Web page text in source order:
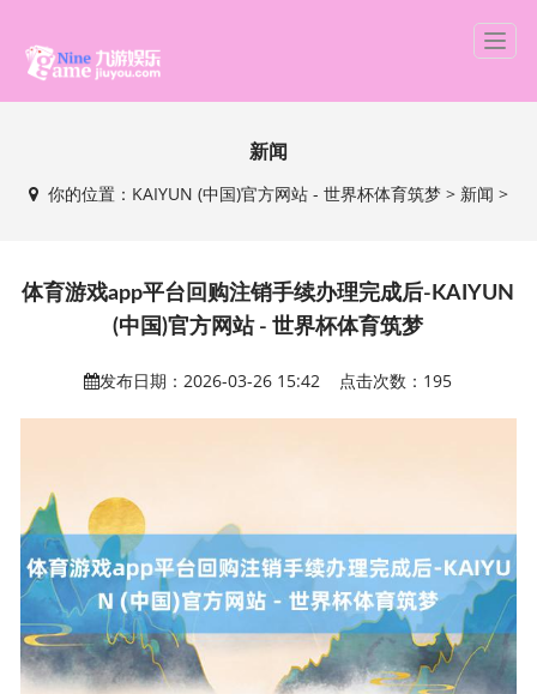
T
g
n
i
g
o
新闻
你的位置： KAIYUN (中国)官方网站 - 世界杯体育筑梦> 新闻 >
体育游戏app平台回购注销手续办理完成后-KAIYUN
(中国)官方网站 - 世界杯体育筑梦
发布日期：2026-03-26 15:42 点击次数：195